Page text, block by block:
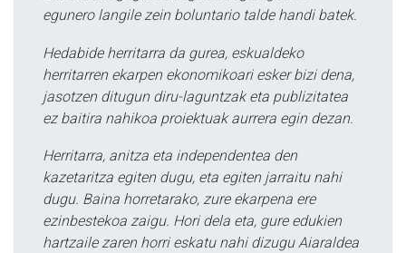
egunero langile zein boluntario talde handi batek.
Hedabide herritarra da gurea, eskualdeko
herritarren ekarpen ekonomikoari esker bizi dena,
jasotzen ditugun diru-laguntzak eta publizitatea
ez baitira nahikoa proiektuak aurrera egin dezan.
Herritarra, anitza eta independentea den
kazetaritza egiten dugu, eta egiten jarraitu nahi
dugu. Baina horretarako, zure ekarpena ere
ezinbestekoa zaigu. Hori dela eta, gure edukien
hartzaile zaren horri eskatu nahi dizugu Aiaraldea